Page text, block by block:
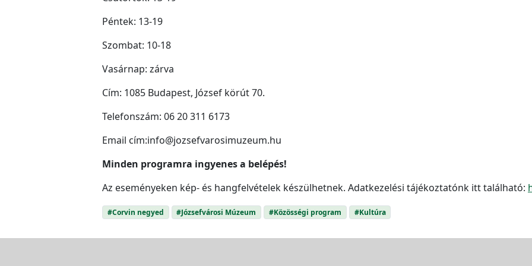
Péntek: 13-19
Szombat: 10-18
Vasárnap: zárva
Cím: 1085 Budapest, József körút 70.
Telefonszám: 06 20 311 6173
Email cím:info@jozsefvarosimuzeum.hu
Minden programra ingyenes a belépés!
Az eseményeken kép- és hangfelvételek készülhetnek. Adatkezelési tájékoztatónk itt található:
#Corvin negyed #Józsefvárosi Múzeum #Közösségi program #Kultúra